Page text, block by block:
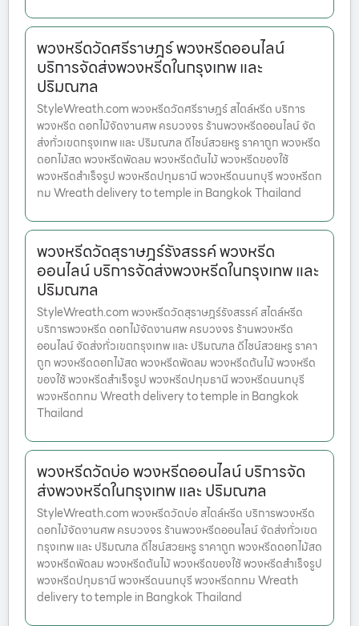
พวงหรีดวัดศรีราษฎร์ พวงหรีดออนไลน์
บริการจัดส่งพวงหรีดในกรุงเทพ และ
ปริมณฑล
StyleWreath.com พวงหรีดวัดศรีราษฎร์ สไตล์หรีด บริการ
พวงหรีด ดอกไม้จัดงานศพ ครบวงจร ร้านพวงหรีดออนไลน์ จัด
ส่งทั่วเขตกรุงเทพ และ ปริมณฑล ดีไซน์สวยหรู ราคาถูก พวงหรีด
ดอกไม้สด พวงหรีดพัดลม พวงหรีดต้นไม้ พวงหรีดของใช้
พวงหรีดสำเร็จรูป พวงหรีดปทุมธานี พวงหรีดนนทบุรี พวงหรีดก
ทม Wreath delivery to temple in Bangkok Thailand
พวงหรีดวัดสุราษฎร์รังสรรค์ พวงหรีด
ออนไลน์ บริการจัดส่งพวงหรีดในกรุงเทพ และ
ปริมณฑล
StyleWreath.com พวงหรีดวัดสุราษฎร์รังสรรค์ สไตล์หรีด
บริการพวงหรีด ดอกไม้จัดงานศพ ครบวงจร ร้านพวงหรีด
ออนไลน์ จัดส่งทั่วเขตกรุงเทพ และ ปริมณฑล ดีไซน์สวยหรู ราคา
ถูก พวงหรีดดอกไม้สด พวงหรีดพัดลม พวงหรีดต้นไม้ พวงหรีด
ของใช้ พวงหรีดสำเร็จรูป พวงหรีดปทุมธานี พวงหรีดนนทบุรี
พวงหรีดกทม Wreath delivery to temple in Bangkok
Thailand
พวงหรีดวัดบ่อ พวงหรีดออนไลน์ บริการจัด
ส่งพวงหรีดในกรุงเทพ และ ปริมณฑล
StyleWreath.com พวงหรีดวัดบ่อ สไตล์หรีด บริการพวงหรีด
ดอกไม้จัดงานศพ ครบวงจร ร้านพวงหรีดออนไลน์ จัดส่งทั่วเขต
กรุงเทพ และ ปริมณฑล ดีไซน์สวยหรู ราคาถูก พวงหรีดดอกไม้สด
พวงหรีดพัดลม พวงหรีดต้นไม้ พวงหรีดของใช้ พวงหรีดสำเร็จรูป
พวงหรีดปทุมธานี พวงหรีดนนทบุรี พวงหรีดกทม Wreath
delivery to temple in Bangkok Thailand